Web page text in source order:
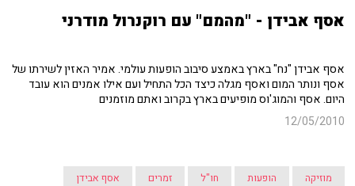
אסף אבידן - "מהמם" עם רוקנרול מודרני
אסף אבידן "נח" בארץ באמצע סיבוב הופעות עולמי. אמיר האזין לשירתו של
אסף ונותר המום ואסף מגלה כיצד הכל התחיל ועם אילו אמנים הוא עובד
היום. אסף והמוג'וס מופיעים בארץ בקרוב ואתם מוזמנים
12/05/2010
מוזיקה הופעות חו"ל זמרים אסף אבידן